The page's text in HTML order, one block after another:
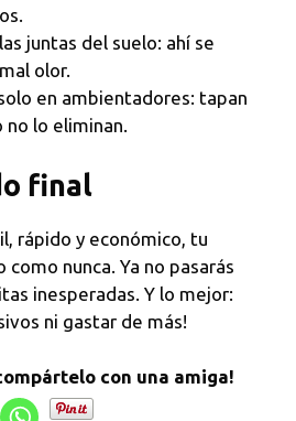
juntas del suelo: ahí se
olor.
en ambientadores: tapan
no lo eliminan.
final
rápido y económico, tu
nunca. Ya no pasarás
inesperadas. Y lo mejor:
ni gastar de más!
con una amiga!